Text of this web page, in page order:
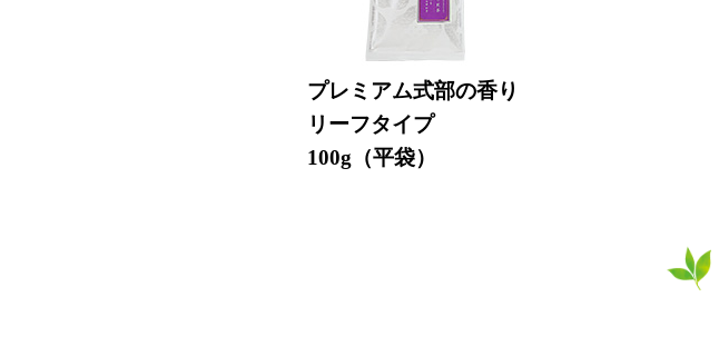
プレミアム式部の香り
リーフタイプ
100g（平袋）